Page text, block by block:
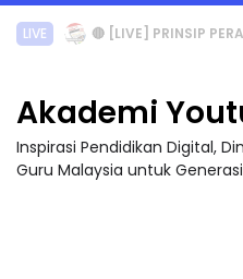
TRANSFORMASI DIGITAL GURU SIRI 7 : PAHLAWAN
Akademi
Inspirasi Pendidikan Digital,
Guru Malaysia untuk